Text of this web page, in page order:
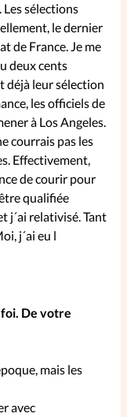
les
Les sélections
le dernier
de France. Je me
deux cents
déjà leur sélection
les officiels de
à Los Angeles.
courrais pas les
Effectivement,
de courir pour
qualifiée
j´ai relativisé. Tant
j´ai eu l
De votre
mais les
avec